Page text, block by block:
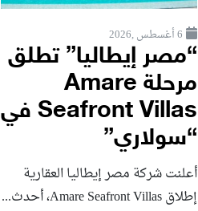
6 أغسطس ,2026
“مصر إيطاليا” تطلق
مرحلة Amare
Seafront Villas في
“سولاري”
أعلنت شركة مصر إيطاليا العقارية
إطلاق Amare Seafront Villas، أحدث...